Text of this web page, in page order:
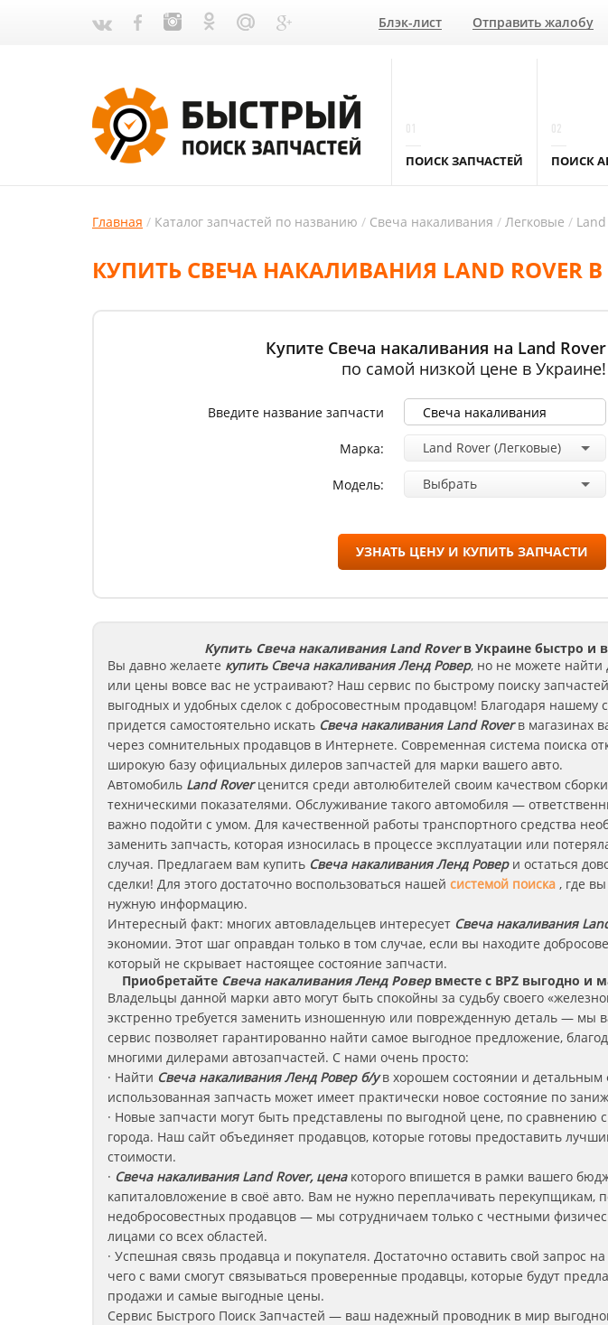
Блэк-лист Отправить жалобу
ПОИСК ЗАПЧАСТЕЙ ПОИСК
Главная Каталог запчастей по названию Свеча накаливания Легковые
КУПИТЬ СВЕЧА НАКАЛИВАНИЯ LAND ROVER
Купите Свеча накаливания на Land Rover
по самой низкой цене в Украине!
Введите название запчасти
Марка: Land Rover (Легковые)
Модель: Выбрать
УЗНАТЬ ЦЕНУ И КУПИТЬ ЗАПЧАСТИ
Купить Свеча накаливания Land Roverв Украине быстро и
Вы давно желаете купить Свеча накаливанияЛенд Ровер, но не можете найти
или цены вовсе вас не устраивают? Наш сервис по быстрому поиску
выгодных и удобных сделок с добросовестным продавцом! Благодаря нашему
придется самостоятельно искать Свеча накаливанияLand Roverв магазинах
через сомнительных продавцов в Интернете. Современная система поиска
широкую базу официальных дилеров запчастей для марки вашего авто.
Автомобиль Land Rover ценится среди автолюбителей своим качеством
техническими показателями. Обслуживание такого автомобиля —
важно подойти с умом. Для качественной работы транспортного средства
заменить запчасть, которая износилась в процессе эксплуатации или
случая. Предлагаем вам купить Свеча накаливанияЛенд Ровери остаться
сделки! Для этого достаточно воспользоваться нашей системой поиска , где
нужную информацию.
Интересный факт: многих автовладельцев интересует Свеча накаливания
экономии. Этот шаг оправдан только в том случае, если вы находите
который не скрывает настоящее состояние запчасти.
Приобретайте Свеча накаливания Ленд Ровервместе с BPZ выгодно и
Владельцы данной марки авто могут быть спокойны за судьбу своего
экстренно требуется заменить изношенную или поврежденную деталь — мы
сервис позволяет гарантированно найти самое выгодное предложение,
многими дилерами автозапчастей. С нами очень просто:
· Найти Свеча накаливанияЛенд Роверб/ув хорошем состоянии и детальным
использованная запчасть может имеет практически новое состояние по
· Новые запчасти могут быть представлены по выгодной цене, по сравнению
города. Наш сайт объединяет продавцов, которые готовы предоставить
стоимости.
· Свеча накаливания Land Rover, цена которого впишется в рамки вашего
капиталовложение в своё авто. Вам не нужно переплачивать перекупщикам,
недобросовестных продавцов — мы сотрудничаем только с честными
лицами со всех областей.
· Успешная связь продавца и покупателя. Достаточно оставить свой запрос
чего с вами смогут связываться проверенные продавцы, которые будут
продажи и самые выгодные цены.
Сервис Быстрого Поиск Запчастей — ваш надежный проводник в мир